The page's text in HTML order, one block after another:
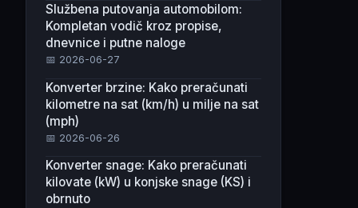
Službena putovanja automobilom:
Kompletan vodič kroz propise,
dnevnice i putne naloge
📅 2026-06-27
Konverter brzine: Kako preračunati
kilometre na sat (km/h) u milje na sat
(mph)
📅 2026-06-26
Konverter snage: Kako preračunati
kilovate (kW) u konjske snage (KS) i
obrnuto